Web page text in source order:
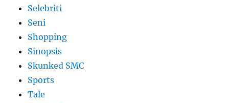
Selebriti
Seni
Shopping
Sinopsis
Skunked SMC
Sports
Tale